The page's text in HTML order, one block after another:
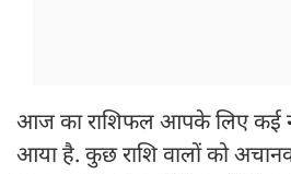
आज का राशिफल आपके लिए कई
आया है. कुछ राशि वालों को